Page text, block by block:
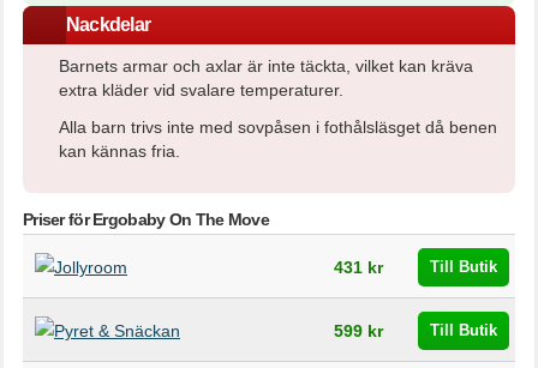
Nackdelar
Barnets armar och axlar är inte täckta, vilket kan kräva
extra kläder vid svalare temperaturer.
Alla barn trivs inte med sovpåsen i fothålsläsget då benen
kan kännas fria.
Priser för Ergobaby On The Move
Butik
431 kr Till Butik
599 kr Till Butik